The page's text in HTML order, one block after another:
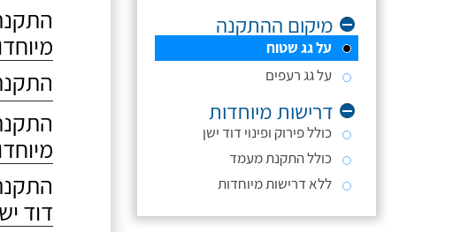
מיקום ההתקנה
על גג שטוח
על גג רעפים
דרישות מיוחדות
כולל פירוק ופינוי דוד ישן
כולל התקנת מעמד
ללא דרישות מיוחדות
התקנת דוד שמש,
דוד